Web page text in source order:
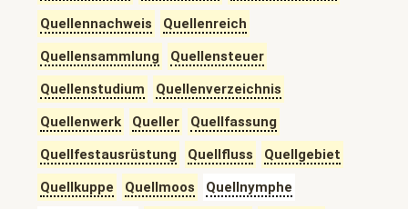
Quellennachweis
Quellenreich
Quellensammlung
Quellensteuer
Quellenstudium
Quellenverzeichnis
Quellenwerk
Queller
Quellfassung
Quellfestausrüstung
Quellfluss
Quellgebiet
Quellkuppe
Quellmoos
Quellnymphe